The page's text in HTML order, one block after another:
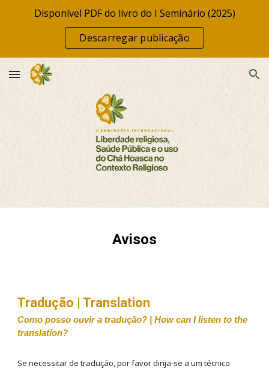
Skip to main content Skip to navigation
Disponível PDF do livro do I Seminário (2025)
Descarregar publicação
Avisos
Tradução | Translation
Como posso ouvir a tradução? | How can I listen to the
translation?
Se necessitar de tradução, por favor dirija-se a um técnico